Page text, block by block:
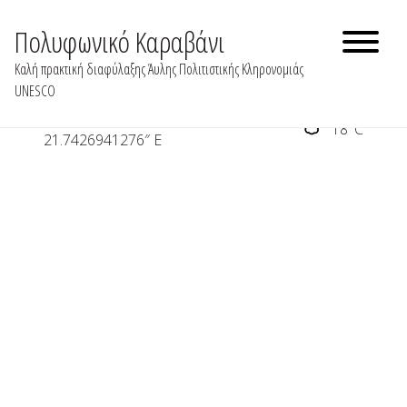
content
Πολυφωνικό Καραβάνι
Καλή πρακτική διαφύλαξης Άυλης Πολιτιστικής Κληρονομιάς
UNESCOΤσερβάρι – Πλατεία
21.7426941276″ E
18°C